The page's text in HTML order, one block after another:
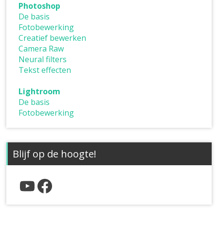
Photoshop
De basis
Fotobewerking
Creatief bewerken
Camera Raw
Neural filters
Tekst effecten
Lightroom
De basis
Fotobewerking
Blijf op de hoogte!
YouTube
Facebook